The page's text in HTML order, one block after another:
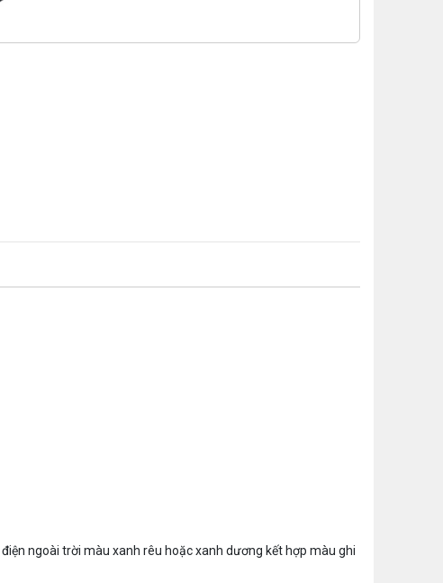
ngoài trời màu xanh rêu hoặc xanh dương kết hợp màu ghi